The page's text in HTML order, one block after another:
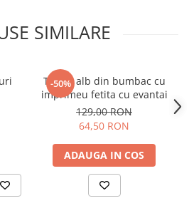
SIMILARE
-50%
Tricou alb din bumbac cu
imprimeu fetita cu evantai
129,00 RON
64,50 RON
ADAUGA IN COS